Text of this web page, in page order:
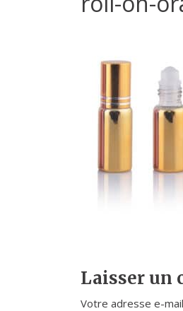
Laisser un
Votre adresse e-